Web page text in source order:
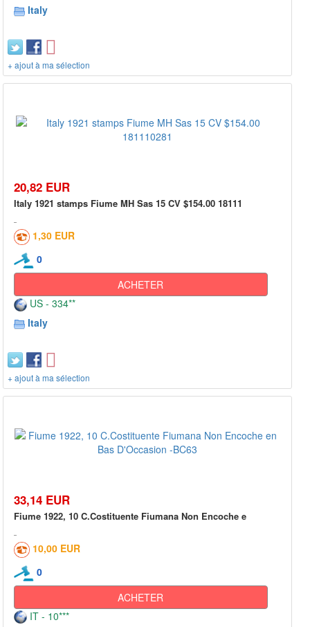
Italy
+ ajout à ma sélection
20,82 EUR
Italy 1921 stamps Fiume MH Sas 15 CV $154.00 18111
1,30 EUR
0
ACHETER
US - 334**
Italy
+ ajout à ma sélection
33,14 EUR
Fiume 1922, 10 C.Costituente Fiumana Non Encoche e
10,00 EUR
0
ACHETER
IT - 10***